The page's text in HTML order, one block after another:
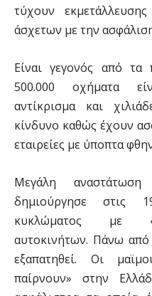
τύχουν
άσχετων με την
Είναι γεγονός από τα
500.000 οχήματα
αντίκρισμα και
κίνδυνο καθώς έχουν
εταιρείες με ύποπτα
Μεγάλη
δημιούργησε στις
κυκλώματος με
αυτοκινήτων. Πάνω από
εξαπατηθεί. Οι
παίρνουν» στην